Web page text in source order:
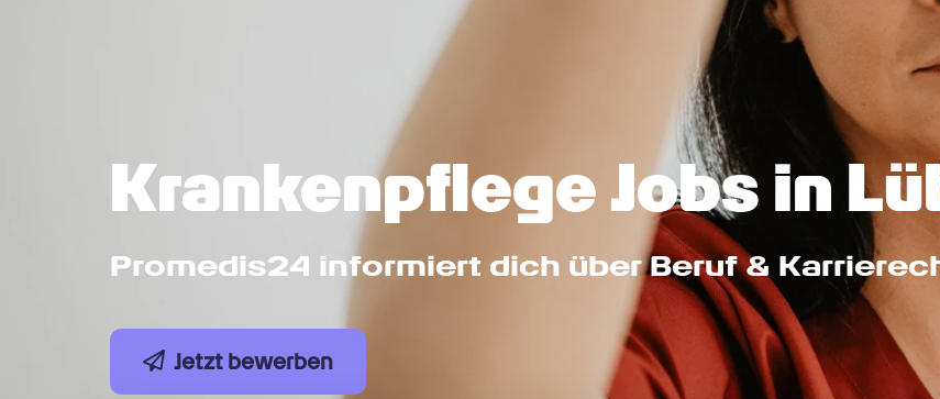
Krankenpflege Jobs in
Promedis24 informiert dich über Beruf &
Jetzt bewerben